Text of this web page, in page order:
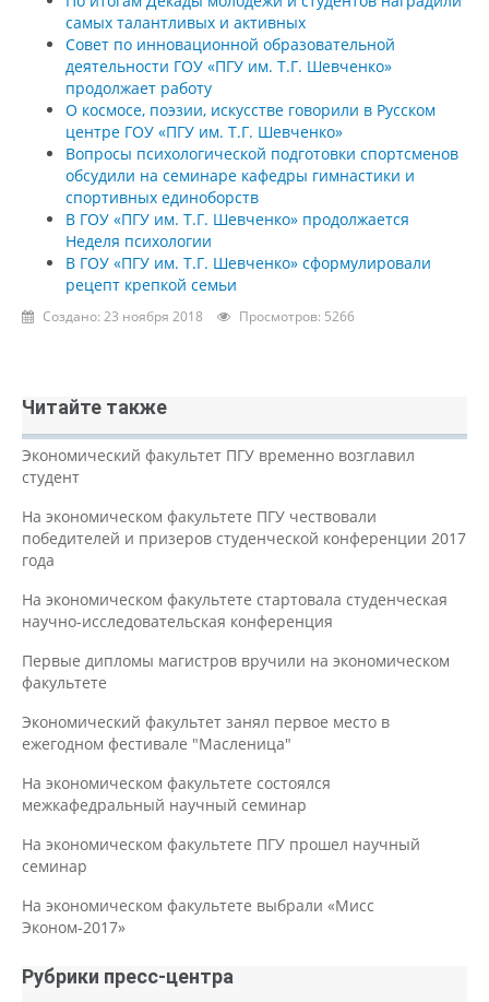
самых талантливых и активных
Совет по инновационной образовательной
деятельности ГОУ «ПГУ им. Т.Г. Шевченко»
продолжает работу
О космосе, поэзии, искусстве говорили в Русском
центре ГОУ «ПГУ им. Т.Г. Шевченко»
Вопросы психологической подготовки спортсменов
обсудили на семинаре кафедры гимнастики и
спортивных единоборств
В ГОУ «ПГУ им. Т.Г. Шевченко» продолжается
Неделя психологии
В ГОУ «ПГУ им. Т.Г. Шевченко» сформулировали
рецепт крепкой семьи
Создано: 23 ноября 2018 Просмотров: 5266
Читайте также
Экономический факультет ПГУ временно возглавил
студент
На экономическом факультете ПГУ чествовали
победителей и призеров студенческой конференции 2017
года
На экономическом факультете стартовала студенческая
научно-исследовательская конференция
Первые дипломы магистров вручили на экономическом
факультете
Экономический факультет занял первое место в
ежегодном фестивале "Масленица"
На экономическом факультете состоялся
межкафедральный научный семинар
На экономическом факультете ПГУ прошел научный
семинар
На экономическом факультете выбрали «Мисс
Эконом-2017»
Рубрики пресс-центра